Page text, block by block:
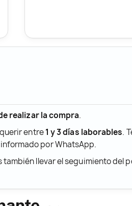
realizar la compra.
entre1 y 3 días laborables.
por WhatsApp.
llevar el seguimiento del